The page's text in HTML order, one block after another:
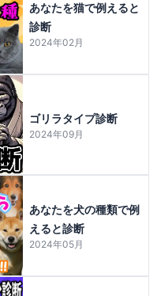
あなたを猫で例えると
診断
2024年02月
ゴリラタイプ診断
2024年09月
あなたを犬の種類で例
えると診断
2024年05月